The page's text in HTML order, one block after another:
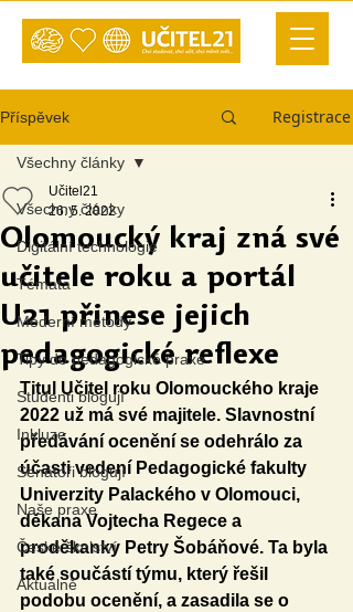
Příspěvek Registrace
Všechny články
Digitální technologie
Témata
Moderní metody
Tipy do pedagogické praxe
Studenti blogují
Inkluze
Senátoři blogují
Naše praxe
České školství
Aktuálně
Všechny články
Olomoucký kraj zná své
učitele roku a portál
U21 přinese jejich
pedagogické reflexe
Učitel21
26. 5. 2022
Titul Učitel roku Olomouckého kraje
2022 už má své majitele. Slavnostní
předávání ocenění se odehrálo za
účasti vedení Pedagogické fakulty
Univerzity Palackého v Olomouci,
děkana Vojtecha Regece a
proděkanky Petry Šobáňové. Ta byla
také součástí týmu, který řešil
podobu ocenění, a zasadila se o